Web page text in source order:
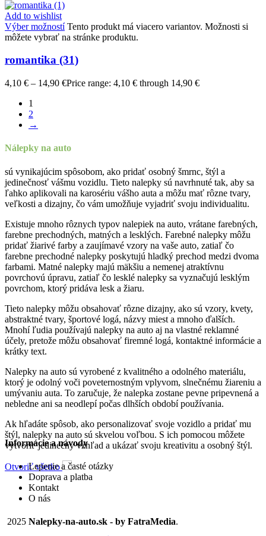
Add to wishlist
Výber možností Tento produkt má viacero variantov. Možnosti si
môžete vybrať na stránke produktu.
romantika (31)
4,10 € – 14,90 €Price range: 4,10 € through 14,90 €
1
2
→
Nálepky na auto
sú vynikajúcim spôsobom, ako pridať osobný šmrnc, štýl a
jedinečnosť vášmu vozidlu. Tieto nalepky sú navrhnuté tak, aby sa
ľahko aplikovali na karosériu vášho auta a môžu mať rôzne tvary,
veľkosti a dizajny, čo vám umožňuje vyjadriť svoju individualitu.
Existuje mnoho rôznych typov nalepiek na auto, vrátane farebných,
farebne prechodných, matných a lesklých. Farebné nalepky môžu
pridať žiarivé farby a zaujímavé vzory na vaše auto, zatiaľ čo
farebne prechodné nalepky poskytujú hladký prechod medzi dvoma
farbami. Matné nalepky majú mäkšiu a nemenej atraktívnu
povrchovú úpravu, zatiaľ čo lesklé nalepky sa vyznačujú lesklým
povrchom, ktorý pridáva lesk a žiaru.
Tieto nalepky môžu obsahovať rôzne dizajny, ako sú vzory, kvety,
abstraktné tvary, športové logá, názvy miest a mnoho ďalších.
Mnohí ľudia používajú nalepky na auto aj na vlastné reklamné
účely, pretože môžu obsahovať firemné logá, kontaktné informácie a
krátky text.
Nalepky na auto sú vyrobené z kvalitného a odolného materiálu,
ktorý je odolný voči poveternostným vplyvom, slnečnému žiareniu a
umývaniu auta. To zaručuje, že nalepka zostane pevne pripevnená a
nebledne ani sa neodlepí počas dlhších období používania.
Ak hľadáte spôsob, ako personalizovať svoje vozidlo a pridať mu
štýl, nalepky na auto sú skvelou voľbou. S ich pomocou môžete
vytvoriť jedinečný vzhľad a ukázať svoju kreativitu a osobný štýl.
Otvoriť všetko
Informácie a návody
Lepenie a časté otázky
Doprava a platba
Kontakt
O nás
2025 Nalepky-na-auto.sk - by FatraMedia.